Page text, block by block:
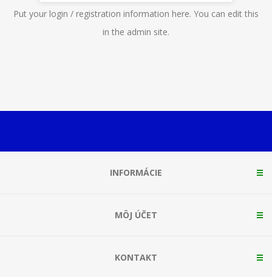
Put your login / registration information here. You can edit this
in the admin site.
INFORMÁCIE
MÔJ ÚČET
KONTAKT